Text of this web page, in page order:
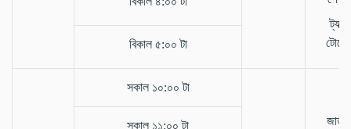
ট্যাক্স
বিকাল ৫:০০ টা
সকাল ১০:০০ টা
জাতীয়
সকাল ১১:০০ টা